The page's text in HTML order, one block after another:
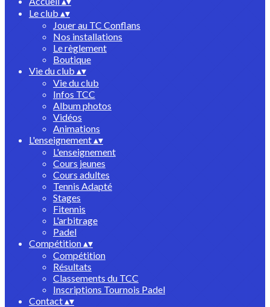
Le club ▴▾
Jouer au TC Conflans
Nos installations
Le règlement
Boutique
Vie du club ▴▾
Vie du club
Infos TCC
Album photos
Vidéos
Animations
L'enseignement▴▾
L'enseignement
Cours jeunes
Cours adultes
Tennis Adapté
Stages
Fitennis
L'arbitrage
Padel
Compétition▴▾
Compétition
Résultats
Classements du TCC
Inscriptions Tournois Padel
Contact▴▾